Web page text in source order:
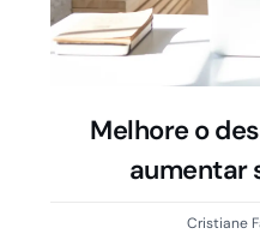
Melhore o
aumentar
Cristiane